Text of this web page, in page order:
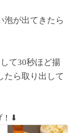
泡が出てきたら
て30秒ほど揚
たら取り出して
！⬇︎